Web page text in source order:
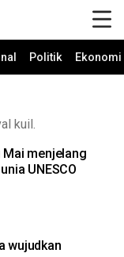
Politik
kuil.
menjelang
UNESCO
wujudkan